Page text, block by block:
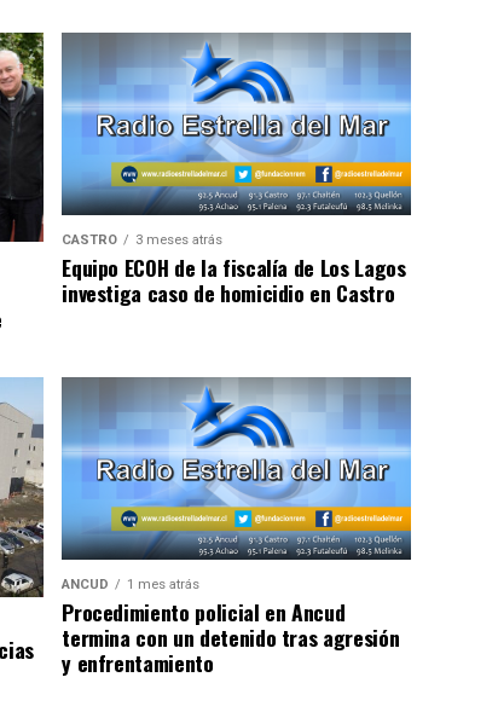
CASTRO 3 meses atrás
Equipo ECOH de la fiscalía de Los Lagos
investiga caso de homicidio en Castro
ANCUD 1 mes atrás
Procedimiento policial en Ancud
termina con un detenido tras agresión
y enfrentamiento